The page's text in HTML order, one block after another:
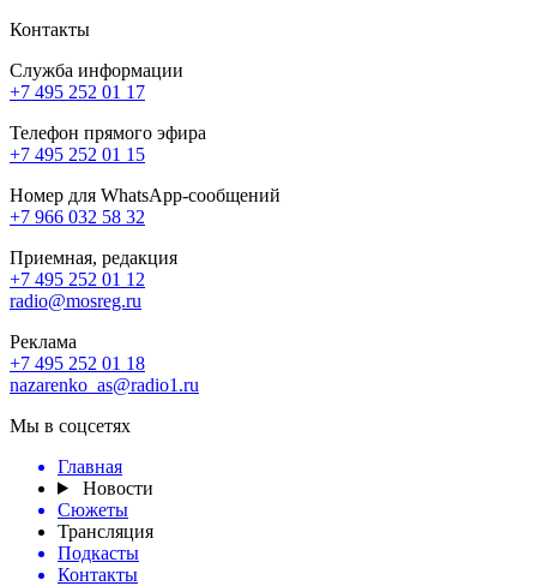
Контакты
Служба информации
+7 495 252 01 17
Телефон прямого эфира
+7 495 252 01 15
Номер для WhatsApp-сообщений
+7 966 032 58 32
Приемная, редакция
+7 495 252 01 12
radio@mosreg.ru
Реклама
+7 495 252 01 18
nazarenko_as@radio1.ru
Мы в соцсетях
Главная
Новости
Сюжеты
Трансляция
Подкасты
Контакты